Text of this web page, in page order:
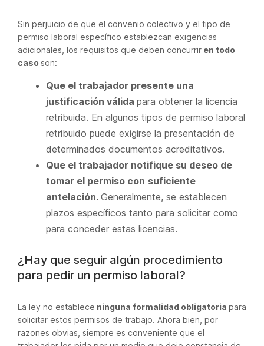
Sin perjuicio de que el convenio colectivo y el tipo de
permiso laboral específico establezcan exigencias
adicionales, los requisitos que deben concurrir en todo
caso son:
Que el trabajador presente una
justificación válida para obtener la licencia
retribuida. En algunos tipos de permiso laboral
retribuido puede exigirse la presentación de
determinados documentos acreditativos.
Que el trabajador notifique su deseo de
tomar el permiso con suficiente
antelación. Generalmente, se establecen
plazos específicos tanto para solicitar como
para conceder estas licencias.
¿Hay que seguir algún procedimiento
para pedir un permiso laboral?
La ley no establece ninguna formalidad obligatoria para
solicitar estos permisos de trabajo. Ahora bien, por
razones obvias, siempre es conveniente que el